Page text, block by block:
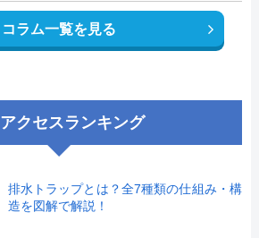
コラム一覧を見る
アクセスランキング
排水トラップとは？全7種類の仕組み・構
造を図解で解説！